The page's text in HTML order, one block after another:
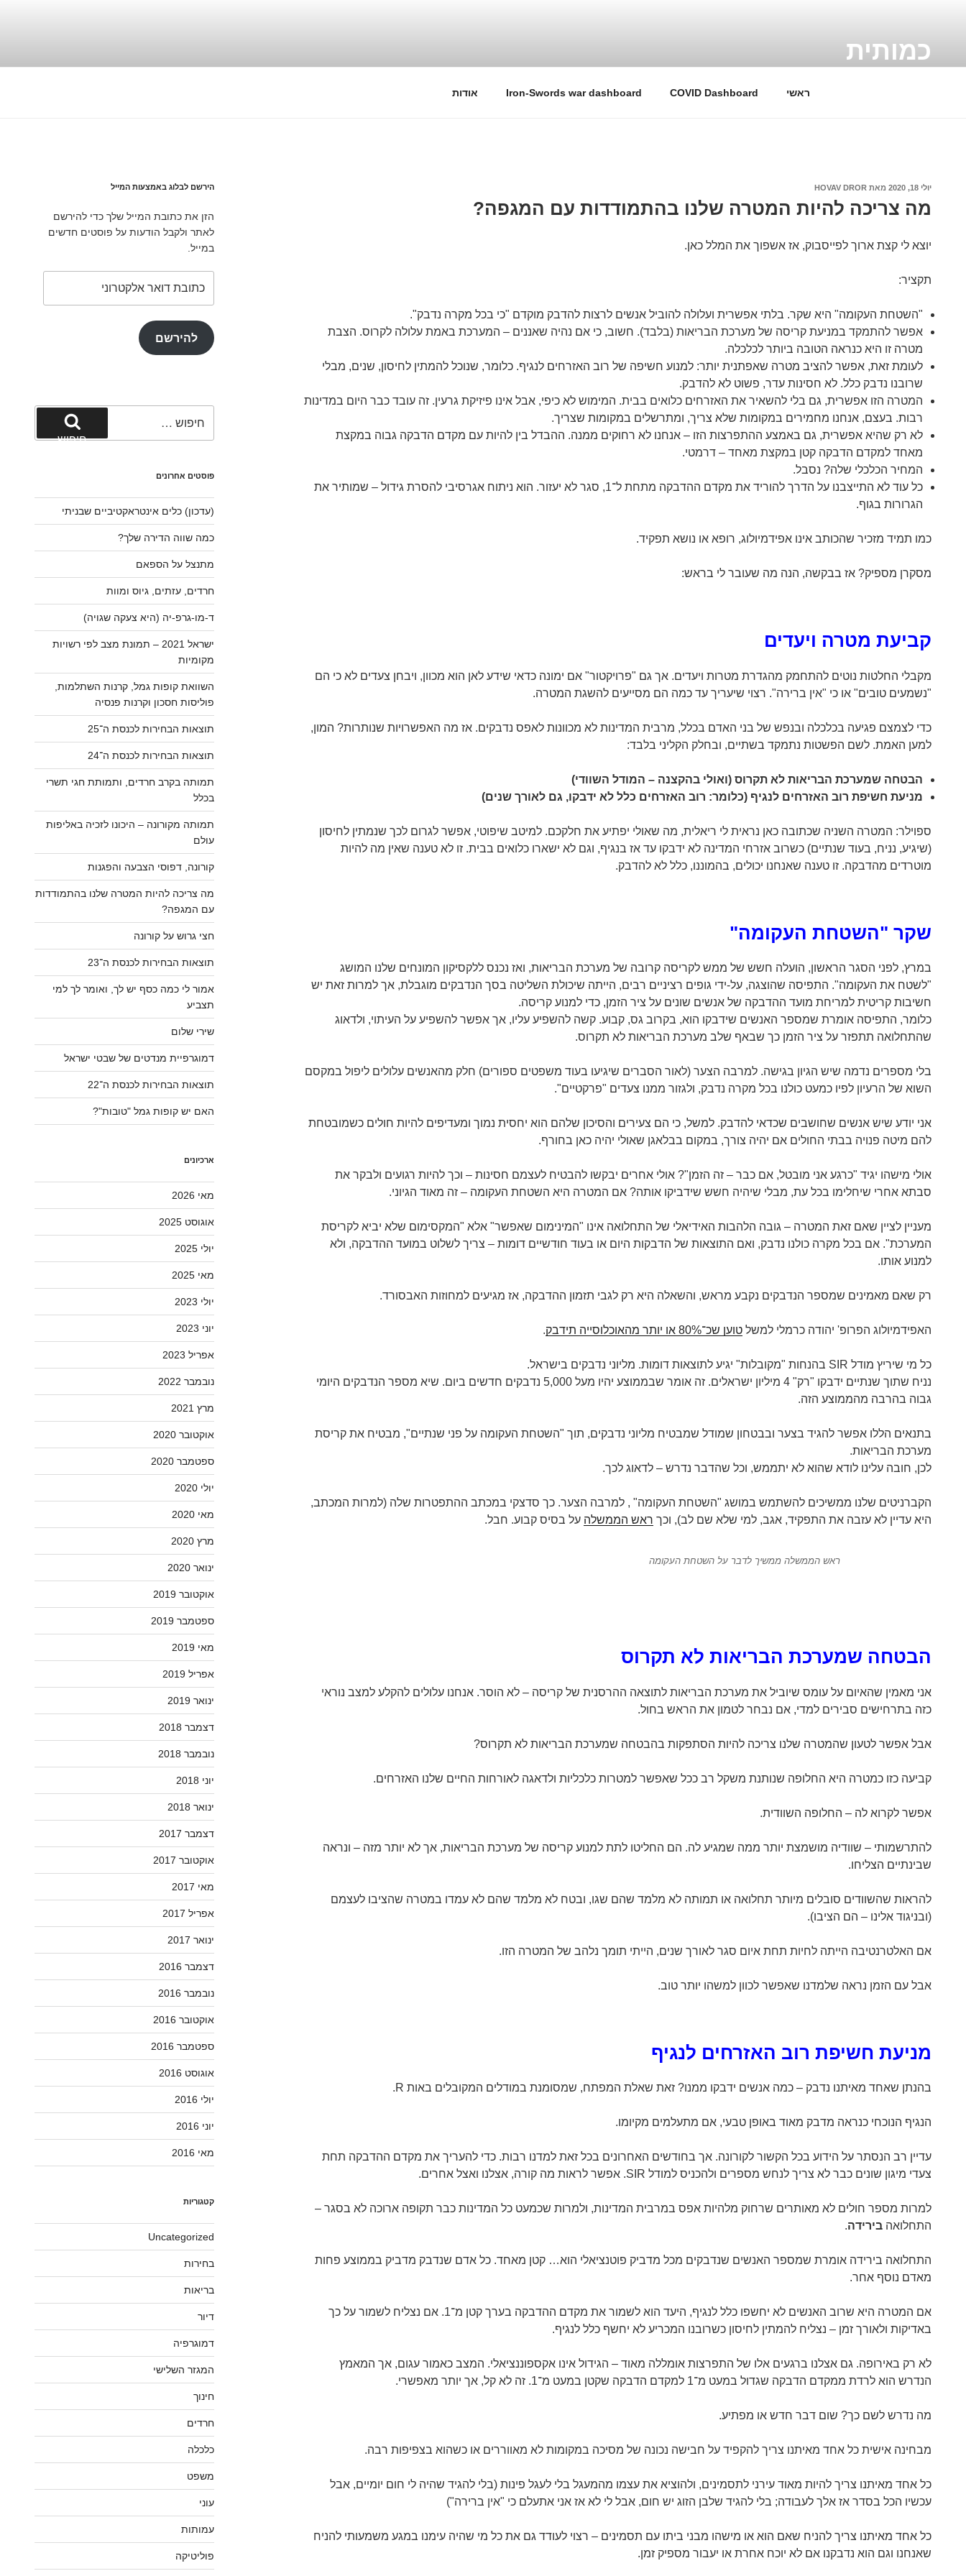
כמותית
ראשי COVID Dashboard
Iron-Swords war dashboard אודות
פורסם
יולי 18, 2020 מאת HOVAV DROR
מה צריכה להיות המטרה שלנו בהתמודדות עם המגפה?
יוצא לי קצת ארוך לפייסבוק, אז אשפוך את המלל כאן.
תקציר:
"השטחת העקומה" היא שקר. בלתי אפשרית ועלולה להוביל אנשים לרצות להדבק מוקדם "כי בכל מקרה נדבק".
אפשר להתמקד במניעת קריסה של מערכת הבריאות (בלבד). חשוב, כי אם נהיה שאננים – המערכת באמת עלולה לקרוס. הצבת
מטרה זו היא כנראה הטובה ביותר לכלכלה.
לעומת זאת, אפשר להציב מטרה שאפתנית יותר: למנוע חשיפה של רוב האזרחים לנגיף. כלומר, שנוכל להמתין לחיסון, שנים, מבלי
שרובנו נדבק כלל. לא חסינות עדר, פשוט לא להדבק.
המטרה הזו אפשרית, גם בלי להשאיר את האזרחים כלואים בבית. המימוש לא כיפי, אבל אינו פיזיקת גרעין. זה עובד כבר היום במדינות
רבות. בעצם, אנחנו מחמירים במקומות שלא צריך, ומתרשלים במקומות שצריך.
לא רק שהיא אפשרית, גם באמצע ההתפרצות הזו – אנחנו לא רחוקים ממנה. ההבדל בין להיות עם מקדם הדבקה גבוה במקצת
מאחד למקדם הדבקה קטן במקצת מאחד – דרמטי.
המחיר הכלכלי שלה? נסבל.
כל עוד לא התייצבנו על הדרך להוריד את מקדם ההדבקה מתחת ל־1, סגר לא יעזור. הוא ניתוח אגרסיבי להסרת גידול – שמותיר את
הגרורות בגוף.
כמו תמיד מזכיר שהכותב אינו אפידמיולוג, רופא או נושא תפקיד.
מסקרן מספיק? אז בבקשה, הנה מה שעובר לי בראש:
קביעת מטרה ויעדים
מקבלי החלטות נוטים להתחמק מהגדרת מטרות ויעדים. אך גם "פרויקטור" אם ימונה כדאי שידע לאן הוא מכוון, ויבחן צעדים לא כי הם
"נשמעים טובים" או כי "אין ברירה". רצוי שיעריך עד כמה הם מסייעים להשגת המטרה.
כדי לצמצם פגיעה בכלכלה ובנפש של בני האדם בכלל, מרבית המדינות לא מכוונות לאפס נדבקים. אז מה האפשרויות שנותרות? המון,
למען האמת. לשם הפשטות נתמקד בשתיים, ובחלק הקליני בלבד:
הבטחה שמערכת הבריאות לא תקרוס (ואולי בהקצנה – המודל השוודי)
מניעת חשיפת רוב האזרחים לנגיף (כלומר: רוב האזרחים כלל לא ידבקו, גם לאורך שנים)
ספוילר: המטרה השניה שכתובה כאן נראית לי ריאלית, מה שאולי יפתיע את חלקכם. למיטב שיפוטי, אפשר לגרום לכך שנמתין לחיסון
(שיגיע, נניח, בעוד שנתיים) כשרוב אזרחי המדינה לא ידבקו עד אז בנגיף, וגם לא ישארו כלואים בבית. זו לא טענה שאין מה להיות
מוטרדים מהדבקה. זו טענה שאנחנו יכולים, בהמוננו, כלל לא להדבק.
שקר "השטחת העקומה"
במרץ, לפני הסגר הראשון, הועלה חשש של ממש לקריסה קרובה של מערכת הבריאות, ואז נכנס ללקסיקון המונחים שלנו המושג
"לשטח את העקומה". התפיסה שהוצגה, על-ידי גופים רציניים רבים, הייתה שיכולת השליטה בסך הנדבקים מוגבלת, אך למרות זאת יש
חשיבות קריטית למריחת מועד ההדבקה של אנשים שונים על ציר הזמן, כדי למנוע קריסה.
כלומר, התפיסה אומרת שמספר האנשים שידבקו הוא, בקרוב גס, קבוע. קשה להשפיע עליו, אך אפשר להשפיע על העיתוי, ולדאוג
שהתחלואה תתפזר על ציר הזמן כך שבאף שלב מערכת הבריאות לא תקרוס.
בלי מספרים נדמה שיש הגיון בגישה. למרבה הצער (לאור הסברים שיגיעו בעוד משפטים ספורים) חלק מהאנשים עלולים ליפול במקסם
השוא של הרעיון לפיו כמעט כולנו בכל מקרה נדבק, ולגזור ממנו צעדים "פרקטיים".
אני יודע שיש אנשים שחושבים שכדאי להדבק. למשל, כי הם צעירים והסיכון שלהם הוא יחסית נמוך ומעדיפים להיות חולים כשמובטחת
להם מיטה פנויה בבתי החולים אם יהיה צורך, במקום בבלאגן שאולי יהיה כאן בחורף.
אולי מישהו יגיד "כרגע אני מובטל, אם כבר – זה הזמן"? אולי אחרים יבקשו להבטיח לעצמם חסינות – וכך להיות רגועים ולבקר את
סבתא אחרי שיחלימו בכל עת, מבלי שיהיה חשש שידביקו אותה? אם המטרה היא השטחת העקומה – זה מאוד הגיוני.
מעניין לציין שאם זאת המטרה – גובה הלהבות האידיאלי של התחלואה אינו "המינימום שאפשר" אלא "המקסימום שלא יביא לקריסת
המערכת". אם בכל מקרה כולנו נדבק, ואם התוצאות של הדבקות היום או בעוד חודשיים דומות – צריך לשלוט במועד ההדבקה, ולא
למנוע אותו.
רק שאם מאמינים שמספר הנדבקים נקבע מראש, והשאלה היא רק לגבי תזמון ההדבקה, אז מגיעים למחוזות האבסורד.
האפידמיולוג הפרופ' יהודה כרמלי למשל טוען שכ־80% או יותר מהאוכלוסייה תידבק .
כל מי שיריץ מודל SIR בהנחות "מקובלות" יגיע לתוצאות דומות. מליוני נדבקים בישראל.
נניח שתוך שנתיים ידבקו "רק" 4 מיליון ישראלים. זה אומר שבממוצע יהיו מעל 5,000 נדבקים חדשים ביום. שיא מספר הנדבקים היומי
גבוה בהרבה מהממוצע הזה.
בתנאים הללו אפשר להגיד בצער ובבטחון שמודל שמבטיח מליוני נדבקים, תוך "השטחת העקומה על פני שנתיים", מבטיח את קריסת
מערכת הבריאות.
לכן, חובה עלינו לודא שהוא לא יתממש, וכל שהדבר נדרש – לדאוג לכך.
הקברניטים שלנו ממשיכים להשתמש במושג "השטחת העקומה" , למרבה הצער. כך סדצקי במכתב ההתפטרות שלה (למרות המכתב,
היא עדיין לא עזבה את התפקיד, אגב, למי שלא שם לב), וכך ראש הממשלה על בסיס קבוע. חבל.
ראש הממשלה ממשיך לדבר על השטחת העקומה
הבטחה שמערכת הבריאות לא תקרוס
אני מאמין שהאיום על עומס שיוביל את מערכת הבריאות לתוצאה ההרסנית של קריסה – לא הוסר. אנחנו עלולים להקלע למצב נוראי
כזה בתרחישים סבירים למדי, אם נבחר לטמון את הראש בחול.
אבל אפשר לטעון שהמטרה שלנו צריכה להיות הסתפקות בהבטחה שמערכת הבריאות לא תקרוס?
קביעה כזו כמטרה היא החלופה שנותנת משקל רב ככל שאפשר למטרות כלכליות ולדאגה לאורחות החיים שלנו האזרחים.
אפשר לקרוא לה – החלופה השוודית.
להתרשמותי – שוודיה מושמצת יותר ממה שמגיע לה. הם החליטו לתת למנוע קריסה של מערכת הבריאות, אך לא יותר מזה – ונראה
שבינתיים הצליחו.
להראות שהשוודים סובלים מיותר תחלואה או תמותה לא מלמד שהם שגו, ובטח לא מלמד שהם לא עמדו במטרה שהציבו לעצמם
(ובניגוד אלינו – הם הציבו).
אם האלטרנטיבה הייתה לחיות תחת איום סגר לאורך שנים, הייתי תומך נלהב של המטרה הזו.
אבל עם הזמן נראה שלמדנו שאפשר לכוון למשהו יותר טוב.
מניעת חשיפת רוב האזרחים לנגיף
בהנתן שאחד מאיתנו נדבק – כמה אנשים ידבקו ממנו? זאת שאלת המפתח, שמסומנת במודלים המקובלים באות R.
הנגיף הנוכחי כנראה מדבק מאוד באופן טבעי, אם מתעלמים מקיומו.
עדיין רב הנסתר על הידוע בכל הקשור לקורונה. אך בחודשים האחרונים בכל זאת למדנו רבות. כדי להעריך את מקדם ההדבקה תחת
צעדי מיגון שונים כבר לא צריך לנחש מספרים ולהכניס למודל SIR. אפשר לראות מה קורה, אצלנו ואצל אחרים.
למרות מספר חולים לא מאותרים שרחוק מלהיות אפס במרבית המדינות, ולמרות שכמעט כל המדינות כבר תקופה ארוכה לא בסגר –
התחלואה בירידה.
התחלואה בירידה אומרת שמספר האנשים שנדבקים מכל מדביק פוטנציאלי הוא… קטן מאחד. כל אדם שנדבק מדביק בממוצע פחות
מאדם נוסף אחר.
אם המטרה היא שרוב האנשים לא יחשפו כלל לנגיף, היעד הוא לשמור את מקדם ההדבקה בערך קטן מ־1. אם נצליח לשמור על כך
באדיקות ולאורך זמן – נצליח להמתין לחיסון כשרובנו המכריע לא יחשף כלל לנגיף.
לא רק באירופה. גם אצלנו ברגעים אלו של התפרצות אומללה מאוד – הגידול אינו אקספוננציאלי. המצב כאמור עגום, אך המאמץ
הנדרש הוא לרדת ממקדם הדבקה שגדול במעט מ־1 למקדם הדבקה שקטן במעט מ־1. זה לא קל, אך יותר מאפשרי.
מה נדרש לשם כך? שום דבר חדש או מפתיע.
מבחינה אישית כל אחד מאיתנו צריך להקפיד על חבישה נכונה של מסיכה במקומות לא מאווררים או כשהוא בצפיפות רבה.
כל אחד מאיתנו צריך להיות מאוד עירני לתסמינים, ולהוציא את עצמו מהמעגל בלי לעגל פינות (בלי להגיד שהיה לי חום יומיים, אבל
עכשיו הכל בסדר אז אלך לעבודה; בלי להגיד שלבן הזוג יש חום, אבל לי לא אז אני אתעלם כי "אין ברירה")
כל אחד מאיתנו צריך להניח שאם הוא או מישהו מבני ביתו עם תסמינים – רצוי לעודד גם את כל מי שהיה עימנו במגע משמעותי להניח
שאנחנו וגם הוא נדבקנו אם לא יוכח אחרת או יעבור מספיק זמן.
הירשם לבלוג באמצעות המייל
הזן את כתובת המייל שלך כדי להירשם
לאתר ולקבל הודעות על פוסטים חדשים
במייל.
דואר
להירשם
חיפוש
פוסטים אחרונים
(עדכון) כלים אינטראקטיביים שבניתי
כמה שווה הדירה שלך?
מתנצל על הספאם
חרדים, עזתים, גיוס ומוות
ד-מו-גרפ-יה (היא צעקה שגויה)
ישראל 2021 – תמונת מצב לפי רשויות
מקומיות
השוואת קופות גמל, קרנות השתלמות,
פוליסות חסכון וקרנות פנסיה
תוצאות הבחירות לכנסת ה־25
תוצאות הבחירות לכנסת ה־24
תמותה בקרב חרדים, ותמותת חגי תשרי
בכלל
תמותה מקורונה – היכונו לזכיה באליפות
עולם
קורונה, דפוסי הצבעה והפגנות
מה צריכה להיות המטרה שלנו בהתמודדות
עם המגפה?
חצי גרוש על קורונה
תוצאות הבחירות לכנסת ה־23
אמור לי כמה כסף יש לך, ואומר לך למי
תצביע
שירי שלום
דמוגרפיית מנדטים של שבטי ישראל
תוצאות הבחירות לכנסת ה־22
האם יש קופות גמל "טובות"?
ארכיונים
מאי 2026
אוגוסט 2025
יולי 2025
מאי 2025
יולי 2023
יוני 2023
אפריל 2023
נובמבר 2022
מרץ 2021
אוקטובר 2020
ספטמבר 2020
יולי 2020
מאי 2020
מרץ 2020
ינואר 2020
אוקטובר 2019
ספטמבר 2019
מאי 2019
אפריל 2019
ינואר 2019
דצמבר 2018
נובמבר 2018
יוני 2018
ינואר 2018
דצמבר 2017
אוקטובר 2017
מאי 2017
אפריל 2017
ינואר 2017
דצמבר 2016
נובמבר 2016
אוקטובר 2016
ספטמבר 2016
אוגוסט 2016
יולי 2016
יוני 2016
מאי 2016
קטגוריות
Uncategorized
בחירות
בריאות
דיור
דמוגרפיה
המגזר השלישי
חינוך
חרדים
כלכלה
משפט
עוני
עמותות
פוליטיקה